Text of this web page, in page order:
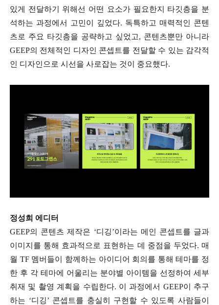
있게 전달하기 위해선 어떤 요소가 필요한지 타깃층을 분
석하는 과정에서 고민이 깊었다. 독특하고 매력적인 콘텐
츠로 주요 타깃층을 공략하고 싶었고, 콘텐츠뿐만 아니라
GEEP의 전체적인 디자인 콘셉트를 전달할 수 있는 감각적
인 디자인으로 시선을 사로잡는 것이 중요했다.
정성희 에디터
GEEP의 콘텐츠 제작은 ‘디깅’이라는 메인 콘셉트를 글과
이미지를 통해 효과적으로 표현하는 데 중점을 두었다. 매
월 TF 멤버들이 함께하는 아이디어 회의를 통해 테마를 정
한 후 각 테마에 어울리는 분야별 아이템을 선정하여 세부
취재 및 촬영 계획을 수립한다. 이 과정에서 GEEP이 추구
하는 ‘디깅’ 콘셉트를 충실히 구현할 수 있도록 사람들이